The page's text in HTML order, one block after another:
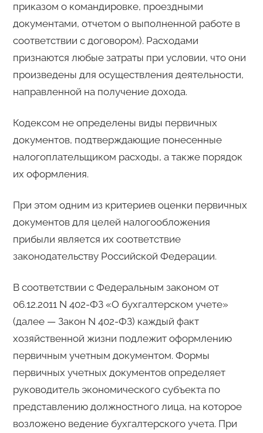
приказом о командировке, проездными
документами, отчетом о выполненной работе в
соответствии с договором). Расходами
признаются любые затраты при условии, что они
произведены для осуществления деятельности,
направленной на получение дохода.
Кодексом не определены виды первичных
документов, подтверждающие понесенные
налогоплательщиком расходы, а также порядок
их оформления.
При этом одним из критериев оценки первичных
документов для целей налогообложения
прибыли является их соответствие
законодательству Российской Федерации.
В соответствии с Федеральным законом от
06.12.2011 N 402-ФЗ «О бухгалтерском учете»
(далее — Закон N 402-ФЗ) каждый факт
хозяйственной жизни подлежит оформлению
первичным учетным документом. Формы
первичных учетных документов определяет
руководитель экономического субъекта по
представлению должностного лица, на которое
возложено ведение бухгалтерского учета. При